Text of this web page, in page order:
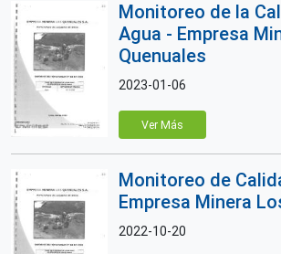
Monitoreo de la
Agua - Empresa
Quenuales
2023-01-06
Ver Más
Monitoreo de
Empresa Minera
2022-10-20